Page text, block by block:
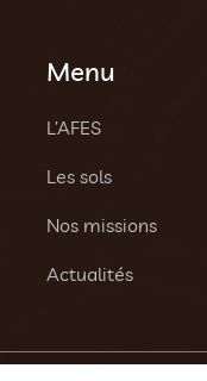
Menu
L’AFES
Les sols
Nos missions
Actualités